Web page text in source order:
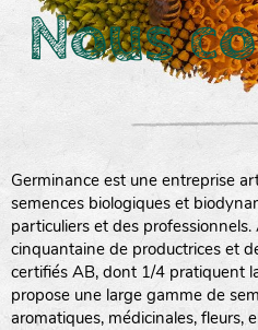
Nous
Germinance est une entreprise
semences biologiques et
particuliers et des
cinquantaine de productrices et
certifiés AB, dont 1/4 pratiquent
propose une large gamme de
aromatiques, médicinales, fleurs,